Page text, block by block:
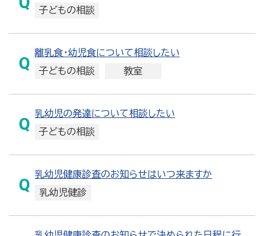
子どもの相談
離乳食・幼児食について相談したい
子どもの相談
教室
乳幼児の発達について相談したい
子どもの相談
乳幼児健康診査のお知らせはいつ来ますか
乳幼児健診